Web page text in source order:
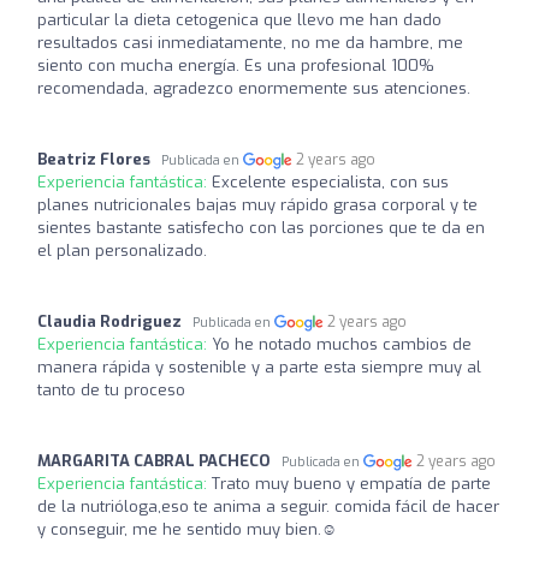
particular la dieta cetogenica que llevo me han dado
resultados casi inmediatamente, no me da hambre, me
siento con mucha energía. Es una profesional 100%
recomendada, agradezco enormemente sus atenciones.
Beatriz Flores Publicada en 2 years ago
Experiencia fantástica: Excelente especialista, con sus
planes nutricionales bajas muy rápido grasa corporal y te
sientes bastante satisfecho con las porciones que te da en
el plan personalizado.
Claudia Rodriguez Publicada en 2 years ago
Experiencia fantástica: Yo he notado muchos cambios de
manera rápida y sostenible y a parte esta siempre muy al
tanto de tu proceso
MARGARITA CABRAL PACHECO Publicada en 2 years ago
Experiencia fantástica: Trato muy bueno y empatía de parte
de la nutrióloga,eso te anima a seguir. comida fácil de hacer
y conseguir, me he sentido muy bien.☺️